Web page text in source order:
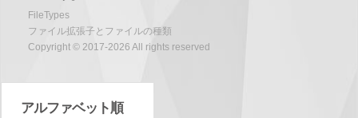
FileTypes
ファイル拡張子とファイルの種類
Copyright © 2017-2026 All rights reserved
アルファベット順